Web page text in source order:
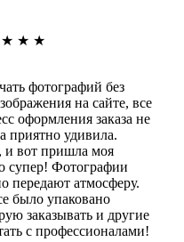
★ ★ ★
фотографий без
на сайте, все
оформления заказа не
приятно удивила.
и вот пришла моя
супер! Фотографии
передают атмосферу.
было упаковано
заказывать и другие
с профессионалами!